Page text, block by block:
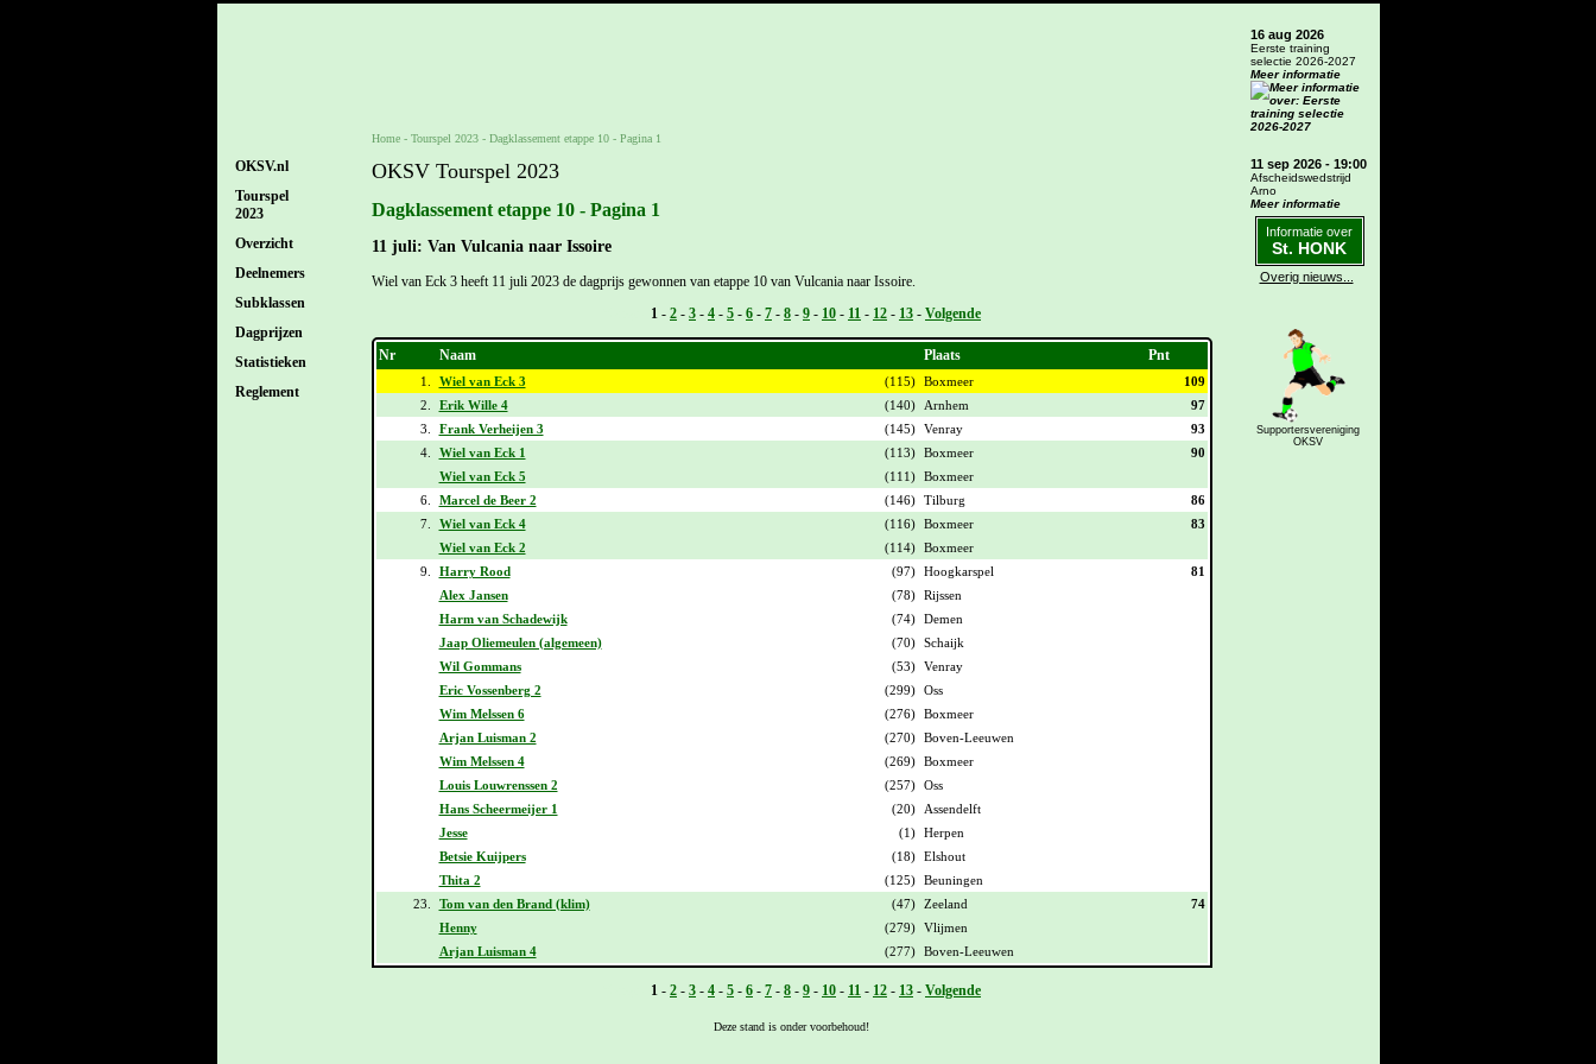
OKSV.nl
Tourspel
2023
Overzicht
Deelnemers
Subklassen
Dagprijzen
Statistieken
Reglement
Home- Tourspel 2023- Dagklassement etappe 10 - Pagina 1
OKSV Tourspel 2023
Dagklassement etappe 10 - Pagina 1
11 juli: Van Vulcania naar Issoire
Wiel van Eck 3 heeft 11 juli 2023 de dagprijs gewonnen van etappe 10 van Vulcania naar Issoire.
1 - 2 - 3 - 4 - 5 - 6 - 7 - 8 - 9 - 10 - 11 - 12 - 13 - Volgende
Nr Naam Plaats Pnt
1. Wiel van Eck 3 (115) Boxmeer
109
2.
Erik Wille 4 (140) Arnhem
97
3.
Frank Verheijen 3 (145) Venray
93
4.
Wiel van Eck 1 (113) Boxmeer
90
Wiel van Eck 5
(111) Boxmeer
6.
Marcel de Beer 2 (146) Tilburg
86
7.
Wiel van Eck 4 (116) Boxmeer
83
Wiel van Eck 2
(114) Boxmeer
9.
Harry Rood (97) Hoogkarspel
81
Alex Jansen
(78) Rijssen
Harm van Schadewijk
(74) Demen
Jaap Oliemeulen (algemeen)
(70) Schaijk
Wil Gommans
(53) Venray
Eric Vossenberg 2
(299) Oss
Wim Melssen 6
(276) Boxmeer
Arjan Luisman 2
(270) Boven-Leeuwen
Wim Melssen 4
(269) Boxmeer
Louis Louwrenssen 2
(257) Oss
Hans Scheermeijer 1
(20)
Assendelft
Jesse
(1) Herpen
Betsie Kuijpers
(18) Elshout
Thita 2
(125) Beuningen
23.
Tom van den Brand (klim) (47) Zeeland
74
Henny
(279) Vlijmen
Arjan Luisman 4
(277) Boven-Leeuwen
1 - 2 - 3 - 4 - 5 - 6 - 7 - 8 - 9 - 10 - 11 - 12 - 13 - Volgende
Deze stand is onder voorbehoud!
16 aug 2026
Eerste training
selectie 2026-2027
Meer informatie
11 sep 2026 - 19:00
Afscheidswedstrijd
Arno
Meer informatie
Informatie over
St. HONK
Overig nieuws...
Supportersvereniging
OKSV